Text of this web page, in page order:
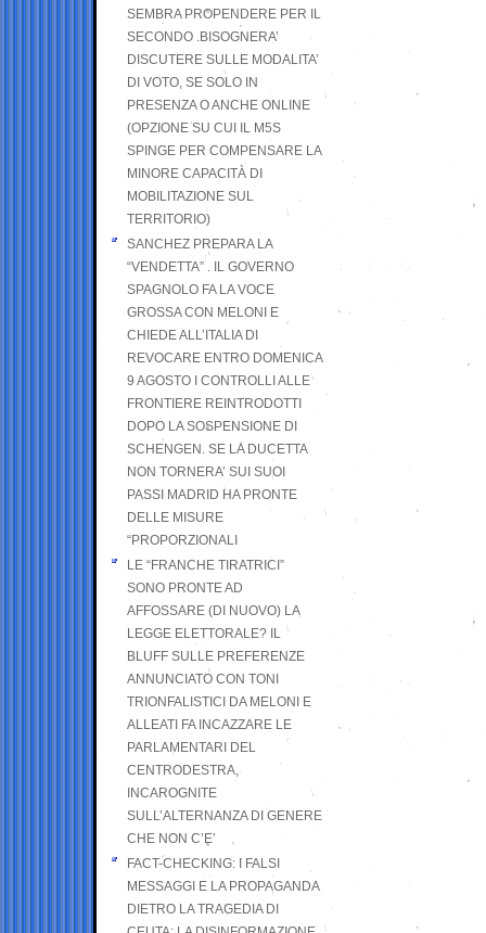
SEMBRA PROPENDERE PER IL
SECONDO .BISOGNERA’
DISCUTERE SULLE MODALITA’
DI VOTO, SE SOLO IN
PRESENZA O ANCHE ONLINE
(OPZIONE SU CUI IL M5S
SPINGE PER COMPENSARE LA
MINORE CAPACITÀ DI
MOBILITAZIONE SUL
TERRITORIO)
SANCHEZ PREPARA LA
“VENDETTA” . IL GOVERNO
SPAGNOLO FA LA VOCE
GROSSA CON MELONI E
CHIEDE ALL’ITALIA DI
REVOCARE ENTRO DOMENICA
9 AGOSTO I CONTROLLI ALLE
FRONTIERE REINTRODOTTI
DOPO LA SOSPENSIONE DI
SCHENGEN. SE LA DUCETTA
NON TORNERA’ SUI SUOI
PASSI MADRID HA PRONTE
DELLE MISURE
“PROPORZIONALI
LE “FRANCHE TIRATRICI”
SONO PRONTE AD
AFFOSSARE (DI NUOVO) LA
LEGGE ELETTORALE? IL
BLUFF SULLE PREFERENZE
ANNUNCIATO CON TONI
TRIONFALISTICI DA MELONI E
ALLEATI FA INCAZZARE LE
PARLAMENTARI DEL
CENTRODESTRA,
INCAROGNITE
SULL’ALTERNANZA DI GENERE
CHE NON C’E’
FACT-CHECKING: I FALSI
MESSAGGI E LA PROPAGANDA
DIETRO LA TRAGEDIA DI